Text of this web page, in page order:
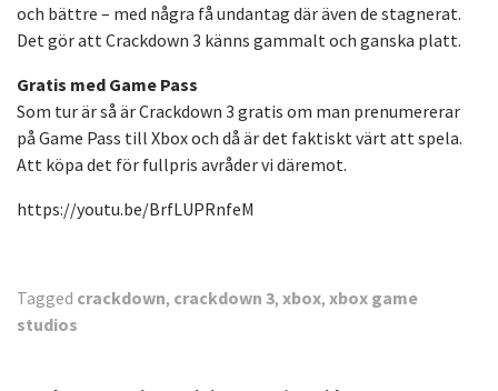
och bättre – med några få undantag där även de stagnerat.
Det gör att Crackdown 3 känns gammalt och ganska platt.
Gratis med Game Pass
Som tur är så är Crackdown 3 gratis om man prenumererar
på Game Pass till Xbox och då är det faktiskt värt att spela.
Att köpa det för fullpris avråder vi däremot.
https://youtu.be/BrfLUPRnfeM
Tagged crackdown, crackdown 3, xbox, xbox game
studios